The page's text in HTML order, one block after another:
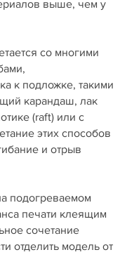
выше, чем у
со многими
к подложке, такими
карандаш, лак
(raft) или с
этих способов
и отрыв
подогреваемом
печати клеящим
сочетание
отделить модель от